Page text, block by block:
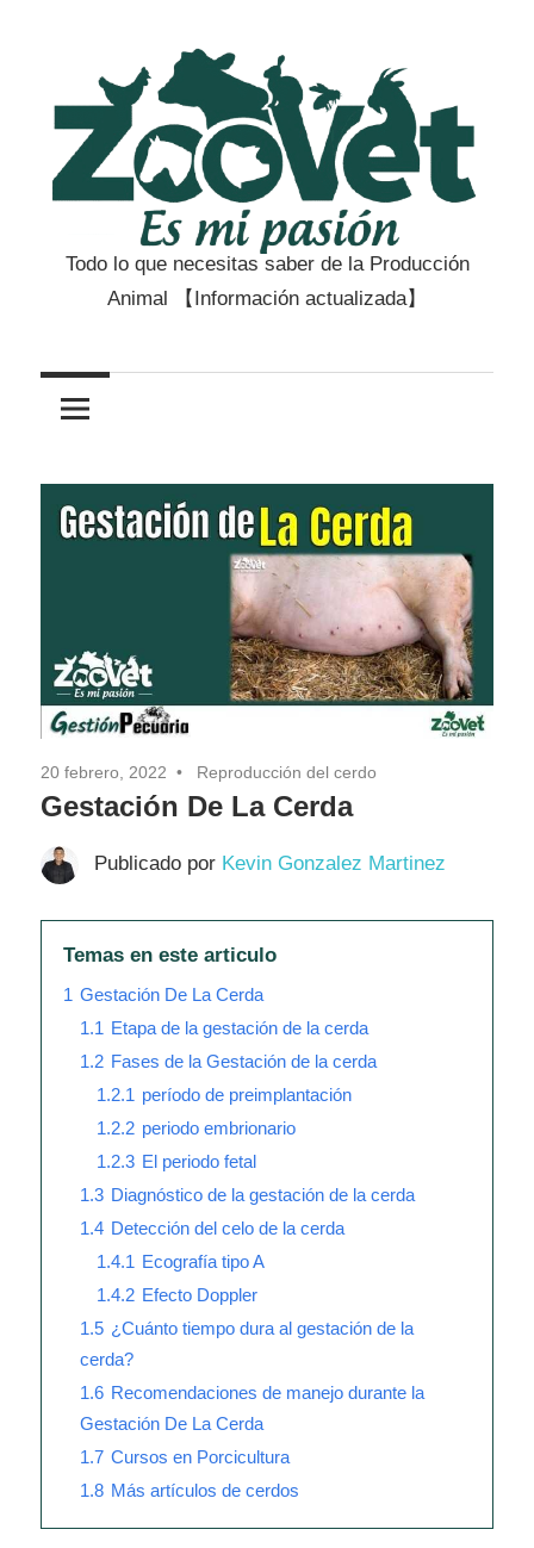
contenido
Zootecnia
Veterinaria
mi
Todo lo que necesitas saber de la Producción
Animal 【Información actualizada】
20 febrero, 2022 Reproducción del cerdo
Gestación De La Cerda
Publicado por Kevin Gonzalez Martinez
Temas en este articulo
1 Gestación De La Cerda
1.1 Etapa de la gestación de la cerda
1.2 Fases de la Gestación de la cerda
1.2.1 período de preimplantación
1.2.2 periodo embrionario
1.2.3 El periodo fetal
1.3 Diagnóstico de la gestación de la cerda
1.4 Detección del celo de la cerda
1.4.1 Ecografía tipo A
1.4.2 Efecto Doppler
1.5 ¿Cuánto tiempo dura al gestación de la
cerda?
1.6 Recomendaciones de manejo durante la
Gestación De La Cerda
1.7 Cursos en Porcicultura
1.8 Más artículos de cerdos